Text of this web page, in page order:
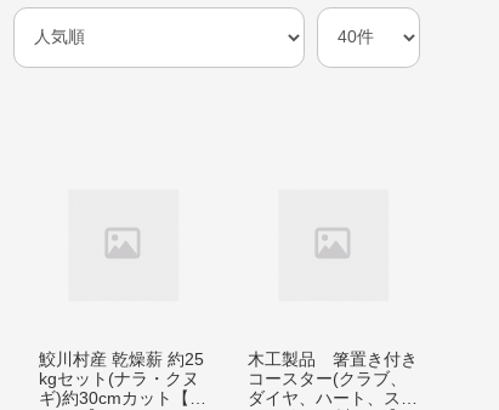
鮫川村産 乾燥薪 約25
kgセット(ナラ・クヌ
ギ)約30cmカット【14
木工製品 箸置き付き
コースター(クラブ、
ダイヤ、ハート、スペ